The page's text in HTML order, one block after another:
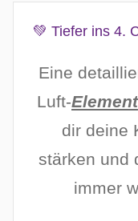
💚 Tiefer ins 4.
Eine
Luft-Element
dir deine
stärken und
immer